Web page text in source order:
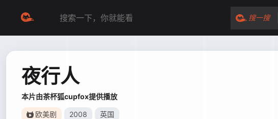
搜一搜
夜行人
本片由茶杯狐cupfox提供播放
欧美剧 2008 英国